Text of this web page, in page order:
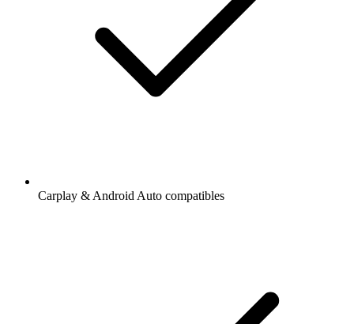
Carplay & Android Auto compatibles